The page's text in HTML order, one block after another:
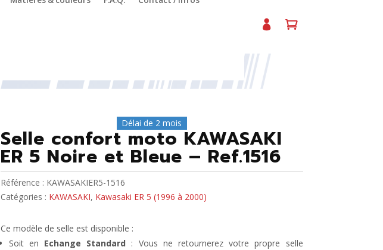
Délai de 2 mois
Selle confort moto KAWASAKI
ER 5 Noire et Bleue – Ref.1516
Référence : KAWASAKIER5-1516
Catégories : KAWASAKI, Kawasaki ER 5 (1996 à 2000)
Ce modèle de selle est disponible :
Soit en Echange Standard : Vous ne retournerez votre propre selle